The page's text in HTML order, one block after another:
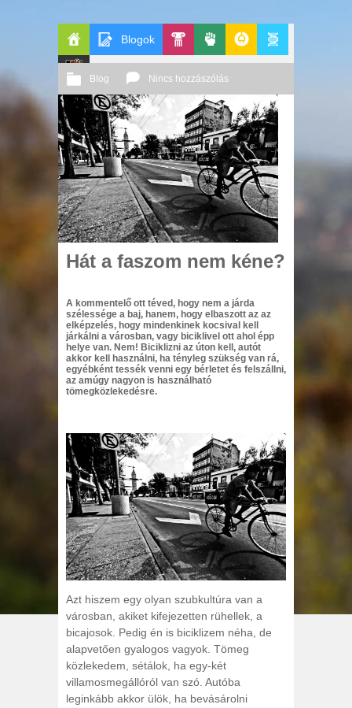
Főoldal
Blogok
Kult
Le
Patito
Journal
Blog Nincs hozzászólás
2011 06. 10. Őri András
Hát a faszom nem kéne?
A kommentelő ott téved, hogy nem a járda
szélessége a baj, hanem, hogy elbaszott az az
elképzelés, hogy mindenkinek kocsival kell
járkálni a városban, vagy biciklivel ott ahol épp
helye van. Nem! Biciklizni az úton kell, autót
akkor kell használni, ha tényleg szükség van rá,
egyébként tessék venni egy bérletet és felszállni,
az amúgy nagyon is használható
tömegközlekedésre.
Azt hiszem egy olyan szubkultúra van a
városban, akiket kifejezetten rühellek, a
bicajosok. Pedig én is biciklizem néha, de
alapvetően gyalogos vagyok. Tömeg
közlekedem, sétálok, ha egy-két
villamosmegállóról van szó. Autóba
leginkább akkor ülök, ha bevásárolni